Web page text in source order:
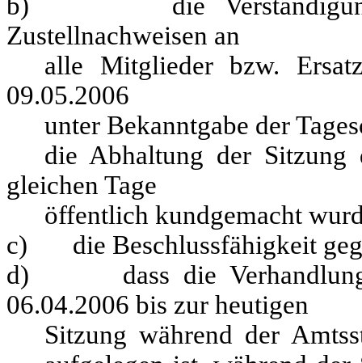
Zustellnachweisen an
alle Mitglieder bzw.
09.05.2006
unter Bekanntgabe der
die Abhaltung der
gleichen Tage
öffentlich kundgemacht
c) die Beschlussfähigkeit
d) dass die
06.04.2006 bis zur heutigen
Sitzung während der